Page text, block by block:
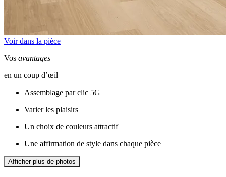
Voir dans la pièce
Vos avantages
en un coup d’œil
Assemblage par clic 5G
Varier les plaisirs
Un choix de couleurs attractif
Une affirmation de style dans chaque pièce
Afficher plus de photos